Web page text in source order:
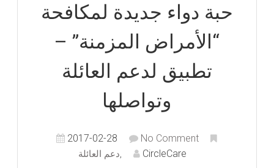
حبة دواء جديدة لمكافحة
“الأمراض المزمنة” –
تطبيق لدعم العائلة
وتواصلها
2017-02-28 No Comment
دعم العائلة, CircleCare